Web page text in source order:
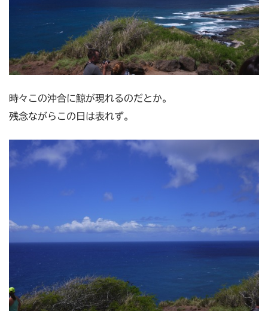
時々この沖合に鯨が現れるのだとか。
残念ながらこの日は表れず。